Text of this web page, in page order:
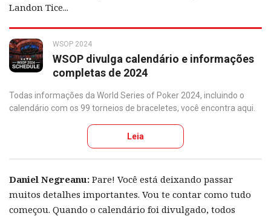
Landon Tice...
WSOP 2024
WSOP divulga calendário e informações
completas de 2024
Todas informações da World Series of Poker 2024, incluindo o
calendário com os 99 torneios de braceletes, você encontra aqui.
Leia
Daniel Negreanu: Pare! Você está deixando passar
muitos detalhes importantes. Vou te contar como tudo
começou. Quando o calendário foi divulgado, todos